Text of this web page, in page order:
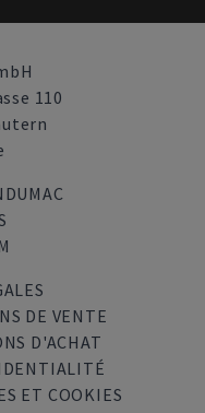
110
DE VENTE
D'ACHAT
ET COOKIES